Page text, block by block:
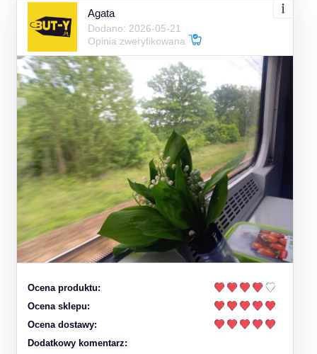
Agata
Dodano: 2026-05-21
Opinia zweryfikowana
Ocena produktu:
Ocena sklepu:
Ocena dostawy:
Dodatkowy komentarz: